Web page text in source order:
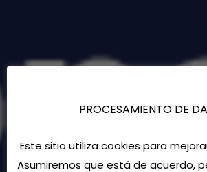
PROCESAMIENTO DE
Este sitio utiliza cookies para
Asumiremos que está de acuerdo,